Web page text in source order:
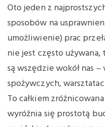
Oto jeden z
sposobów na
umożliwienie) prac
nie jest często
są wszędzie wokół nas
spożywczych,
To całkiem
wyróżnia się prostotą